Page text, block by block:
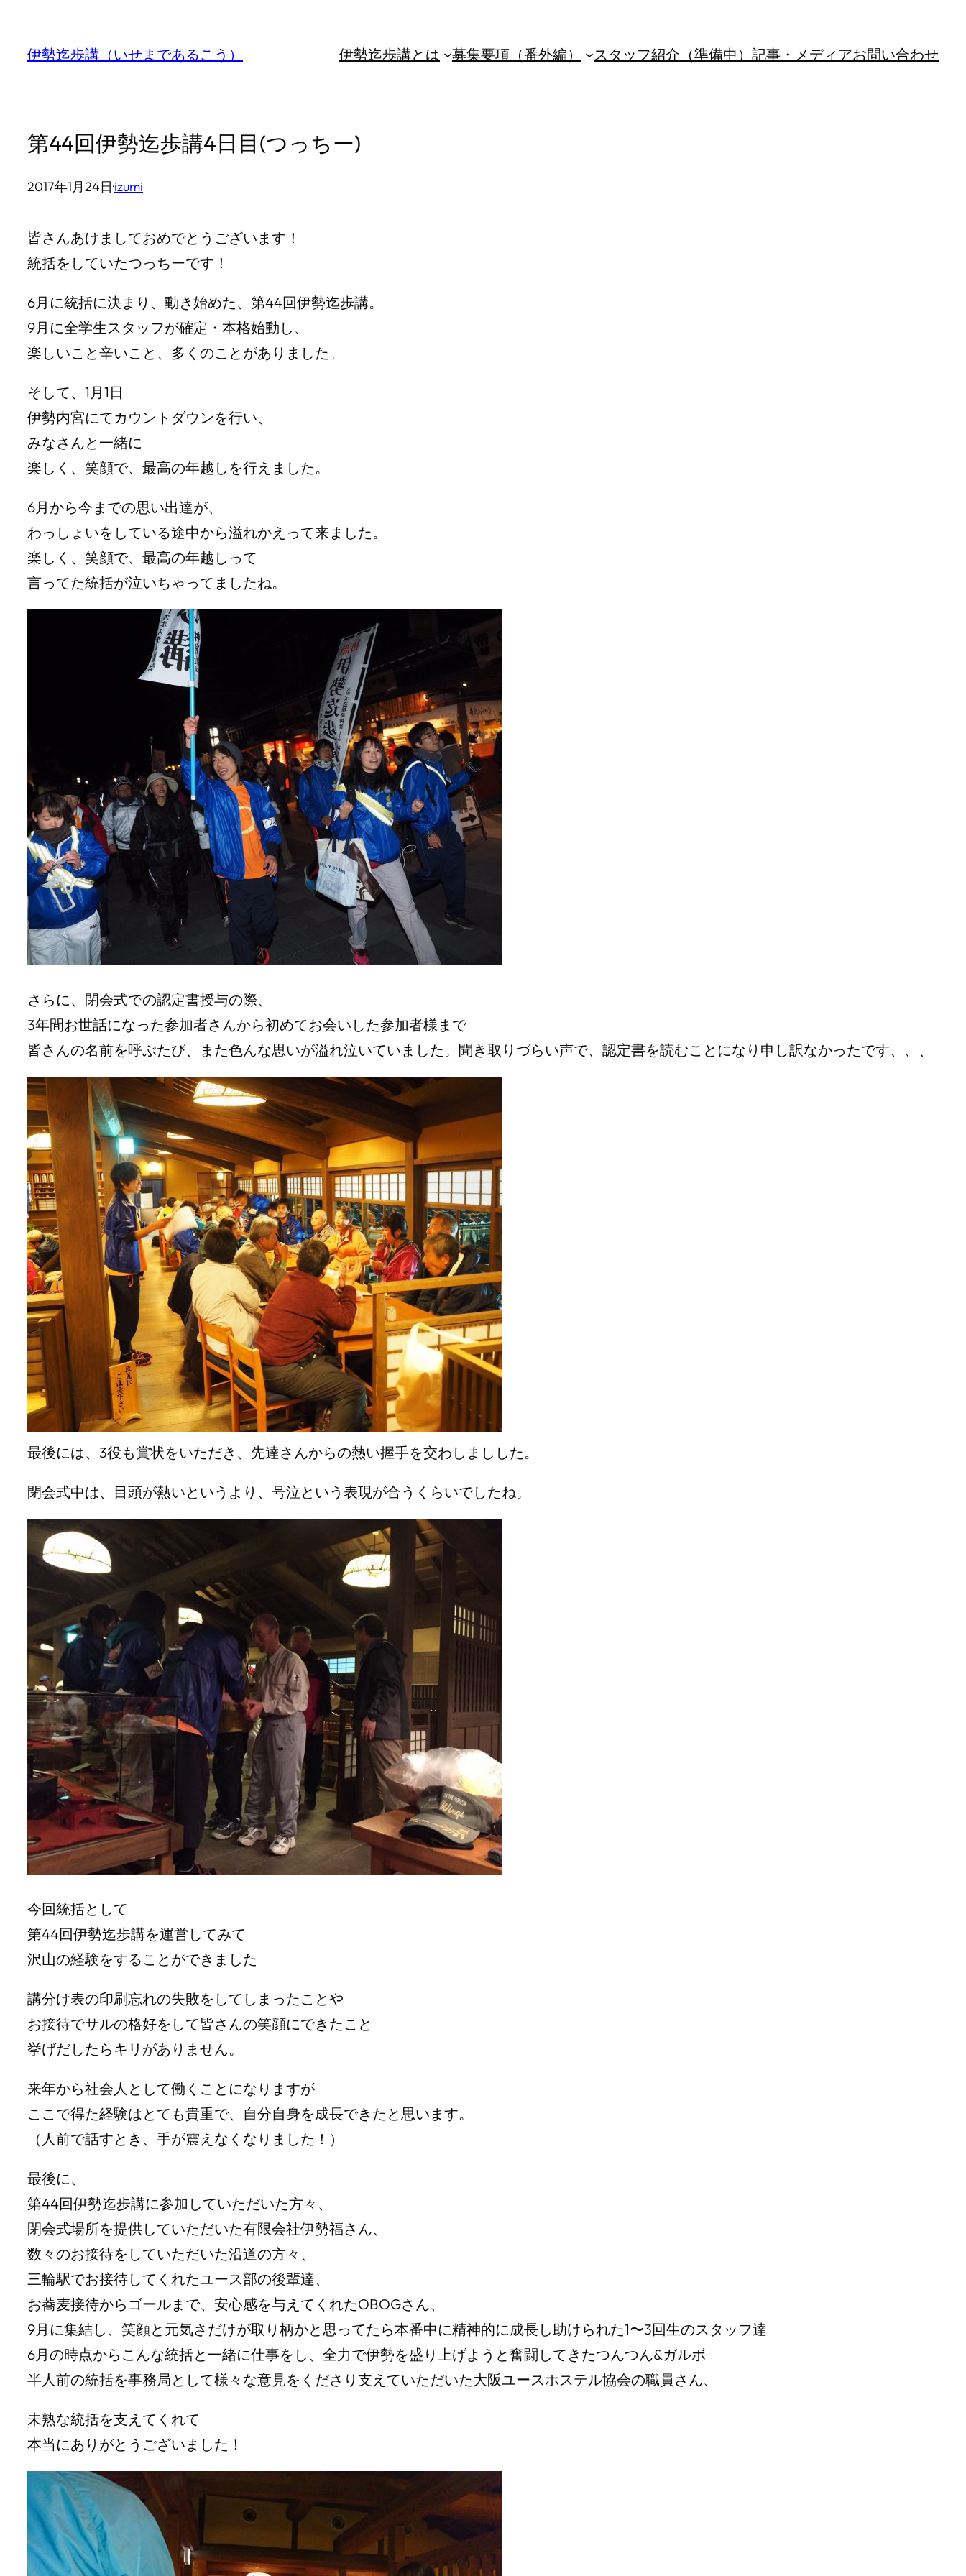
伊勢迄歩講（いせまであるこう） 伊勢迄歩講とは 募集要項（番外編） スタッフ紹介（準備中） 記事・メディアお問い合わせ
第44回伊勢迄歩講4日目(つっちー)
2017年1月24日·izumi
皆さんあけましておめでとうございます！
統括をしていたつっちーです！
6月に統括に決まり、動き始めた、第44回伊勢迄歩講。
9月に全学生スタッフが確定・本格始動し、
楽しいこと辛いこと、多くのことがありました。
そして、1月1日
伊勢内宮にてカウントダウンを行い、
みなさんと一緒に
楽しく、笑顔で、最高の年越しを行えました。
6月から今までの思い出達が、
わっしょいをしている途中から溢れかえって来ました。
楽しく、笑顔で、最高の年越しって
言ってた統括が泣いちゃってましたね。
さらに、閉会式での認定書授与の際、
3年間お世話になった参加者さんから初めてお会いした参加者様まで
皆さんの名前を呼ぶたび、また色んな思いが溢れ泣いていました。聞き取りづらい声で、認定書を読むことになり申し訳なかったです、、、
最後には、3役も賞状をいただき、先達さんからの熱い握手を交わしましした。
閉会式中は、目頭が熱いというより、号泣という表現が合うくらいでしたね。
今回統括として
第44回伊勢迄歩講を運営してみて
沢山の経験をすることができました
講分け表の印刷忘れの失敗をしてしまったことや
お接待でサルの格好をして皆さんの笑顔にできたこと
挙げだしたらキリがありません。
来年から社会人として働くことになりますが
ここで得た経験はとても貴重で、自分自身を成長できたと思います。
（人前で話すとき、手が震えなくなりました！）
最後に、
第44回伊勢迄歩講に参加していただいた方々、
閉会式場所を提供していただいた有限会社伊勢福さん、
数々のお接待をしていただいた沿道の方々、
三輪駅でお接待してくれたユース部の後輩達、
お蕎麦接待からゴールまで、安心感を与えてくれたOBOGさん、
9月に集結し、笑顔と元気さだけが取り柄かと思ってたら本番中に精神的に成長し助けられた1〜3回生のスタッフ達
6月の時点からこんな統括と一緒に仕事をし、全力で伊勢を盛り上げようと奮闘してきたつんつん&ガルボ
半人前の統括を事務局として様々な意見をくださり支えていただいた大阪ユースホステル協会の職員さん、
未熟な統括を支えてくれて
本当にありがとうございました！